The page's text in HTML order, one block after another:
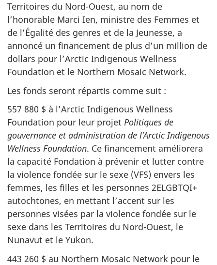
Territoires du Nord-Ouest, au nom de
l’honorable Marci Ien, ministre des Femmes et
de l’Égalité des genres et de la Jeunesse, a
annoncé un financement de plus d’un million de
dollars pour l’Arctic Indigenous Wellness
Foundation et le Northern Mosaic Network.
Les fonds seront répartis comme suit :
557 880 $ à l’Arctic Indigenous Wellness
Foundation pour leur projet Politiques de
gouvernance et administration de l’Arctic Indigenous
Wellness Foundation. Ce financement améliorera
la capacité Fondation à prévenir et lutter contre
la violence fondée sur le sexe (VFS) envers les
femmes, les filles et les personnes 2ELGBTQI+
autochtones, en mettant l’accent sur les
personnes visées par la violence fondée sur le
sexe dans les Territoires du Nord-Ouest, le
Nunavut et le Yukon.
443 260 $ au Northern Mosaic Network pour le